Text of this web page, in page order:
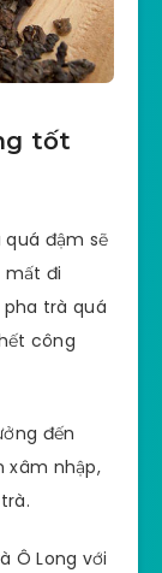
tốt
đậm sẽ
mất đi
trà quá
công
đến
xâm nhập,
Ô Long với